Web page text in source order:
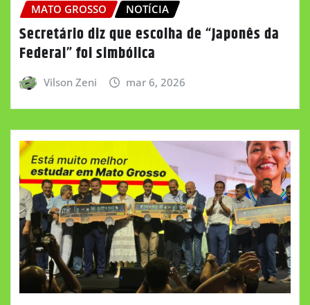
MATO GROSSO NOTÍCIA
Secretário diz que escolha de “Japonês da
Federal” foi simbólica
Vilson Zeni mar 6, 2026